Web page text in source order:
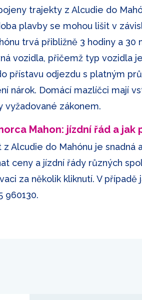
trajekty z Alcudie do
plavby se mohou lišit v
trvá přibližně 3 hodiny a
vozidla, přičemž typ vozidla
přístavu odjezdu s platným
nárok. Domácí mazlíčci mají
vyžadované zákonem.
Mahon: jízdní řád a jak
Alcudie do Mahónu je snadná
ceny a jízdní řády různých
za několik kliknutí. V
960130.